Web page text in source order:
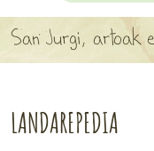
APARTEN
LURRERAKO
San Jurgi, artoak
LANDAREPEDIA